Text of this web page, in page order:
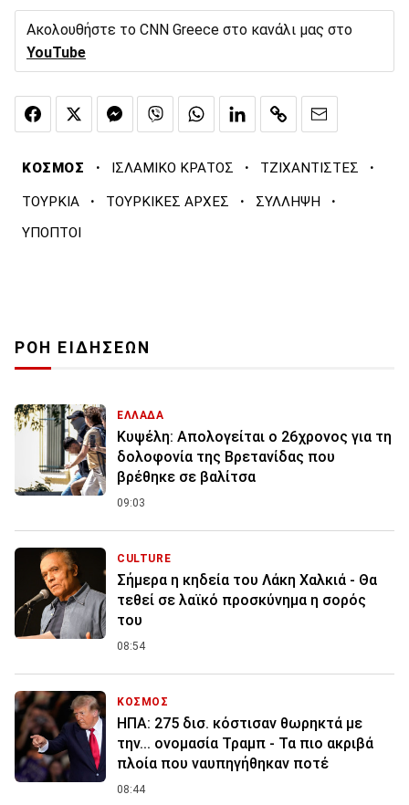
Ακολουθήστε το CNN Greece στο κανάλι μας στο
YouTube
ΚΟΣΜΟΣ · ΙΣΛΑΜΙΚΟ ΚΡΑΤΟΣ · ΤΖΙΧΑΝΤΙΣΤΕΣ ·
ΤΟΥΡΚΙΑ · ΤΟΥΡΚΙΚΕΣ ΑΡΧΕΣ · ΣΥΛΛΗΨΗ ·
ΥΠΟΠΤΟΙ
ΡΟΗ ΕΙΔΗΣΕΩΝ
ΕΛΛΑΔΑ
Κυψέλη: Απολογείται ο 26χρονος για τη
δολοφονία της Βρετανίδας που
βρέθηκε σε βαλίτσα
09:03
CULTURE
Σήμερα η κηδεία του Λάκη Χαλκιά - Θα
τεθεί σε λαϊκό προσκύνημα η σορός
του
08:54
ΚΟΣΜΟΣ
ΗΠΑ: 275 δισ. κόστισαν θωρηκτά με
την... ονομασία Τραμπ - Τα πιο ακριβά
πλοία που ναυπηγήθηκαν ποτέ
08:44